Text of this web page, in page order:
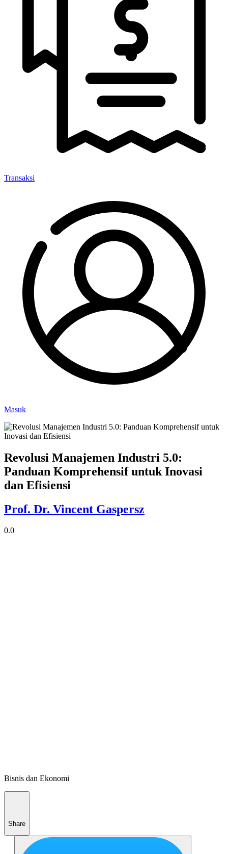
Transaksi
Masuk
Revolusi Manajemen Industri 5.0:
Panduan Komprehensif untuk Inovasi
dan Efisiensi
Prof. Dr. Vincent Gaspersz
0.0
Bisnis dan Ekonomi
Share